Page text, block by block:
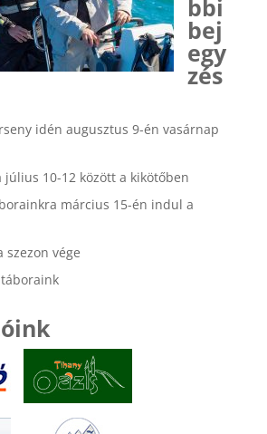
bbi
bej
egy
zés
idén augusztus 9-én vasárnap
július 10-12 között a kikötőben
március 15-én indul a
szezon vége